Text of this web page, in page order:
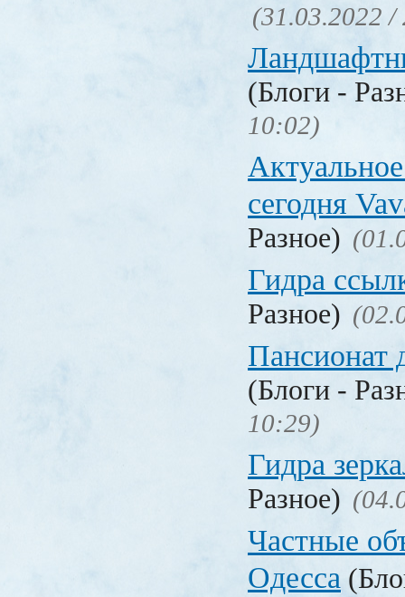
(31.03.2022 /
(Блоги -
10:02)
сегодня
Разное)
Гидра
Разное)
Пансионат
(Блоги -
10:29)
Гидра
Разное)
Частные
Одесса